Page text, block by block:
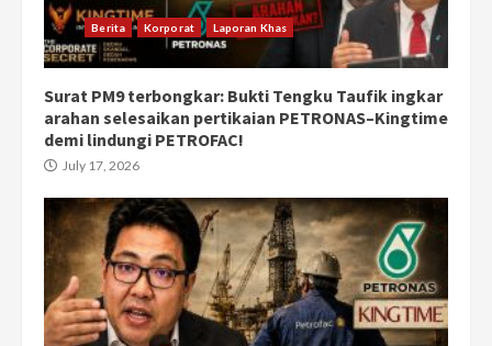
Berita Korporat Laporan Khas
Surat PM9 terbongkar: Bukti Tengku Taufik ingkar
arahan selesaikan pertikaian PETRONAS–Kingtime
demi lindungi PETROFAC!
July 17, 2026